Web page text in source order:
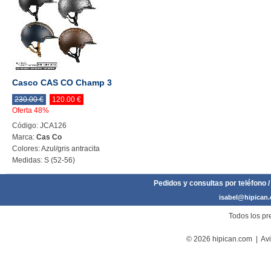
Casco CAS CO Champ 3
230.00 €
120.00 €
Oferta 48%
Código: JCA126
Marca: Cas Co
Colores: Azul/gris antracita
Medidas: S (52-56)
Pedidos y consultas por teléfono
Todos los
© 2026 hipican.com |